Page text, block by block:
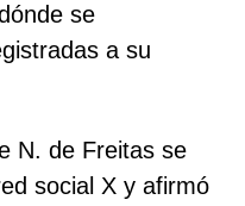
se
a su
N. de Freitas se
social X y afirmó